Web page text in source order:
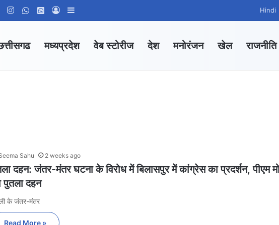
TumblrInstagramWhatsApp Channel
WhatsApp Group
Log In Hindi
मध्यप्रदेश वेब स्टोरीज देश मनोरंजन खेल राजनीति
Sahu 2 weeks ago
दहन: जंतर-मंतर घटना के विरोध में बिलासपुर में कांग्रेस का प्रदर्शन, पीएम
पुतला दहन
के जंतर-मंतर
Read More »